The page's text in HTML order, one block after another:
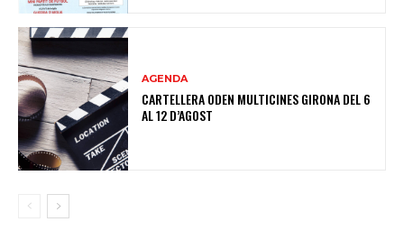
AGENDA
CARTELLERA ODEN MULTICINES GIRONA DEL 6
AL 12 D’AGOST